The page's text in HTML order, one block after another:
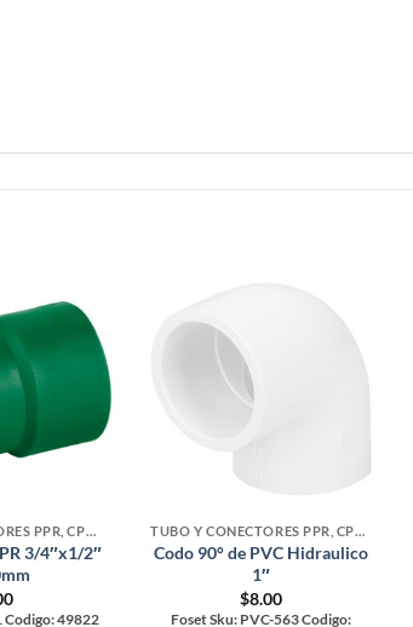
TUBO Y CONECTORES PPR, CPVC, PVC Y COBRE
3/4″x1/2″
Codigo: 49822
TUBO Y CONECTORES PPR, CPVC, PVC Y COBRE
Codo 90° de PVC Hidraulico
1″
$8.00
Foset Sku: PVC-563 Codigo: